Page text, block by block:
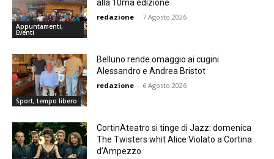
Appuntamenti,
Eventi
alla 10ma edizione
redazione - 7 Agosto 2026
Sport, tempo libero
Belluno rende omaggio ai cugini
Alessandro e Andrea Bristot
redazione - 6 Agosto 2026
CortinAteatro si tinge di Jazz: domenica
The Twisters whit Alice Violato a Cortina
d’Ampezzo